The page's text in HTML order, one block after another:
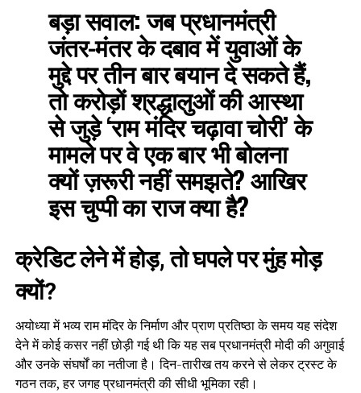
बड़ा सवाल:जब प्रधानमंत्री
जंतर-मंतर के दबाव में युवाओं के
मुद्दे पर तीन बार बयान दे सकते हैं,
तो करोड़ों श्रद्धालुओं की आस्था
से जुड़े ‘राम मंदिर चढ़ावा चोरी’ के
मामले पर वे एक बार भी बोलना
क्यों ज़रूरी नहीं समझते? आखिर
इस चुप्पी का राज क्या है?
क्रेडिट लेने में होड़, तो घपले पर मुंह मोड़
क्यों?
अयोध्या में भव्य राम मंदिर के निर्माण और प्राण प्रतिष्ठा के समय यह संदेश
देने में कोई कसर नहीं छोड़ी गई थी कि यह सब प्रधानमंत्री मोदी की अगुवाई
और उनके संघर्षों का नतीजा है। दिन-तारीख तय करने से लेकर ट्रस्ट के
गठन तक, हर जगह प्रधानमंत्री की सीधी भूमिका रही।